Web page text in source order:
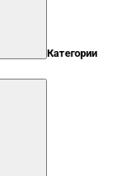
Категории